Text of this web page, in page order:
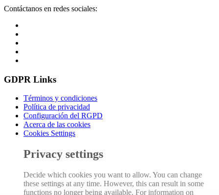
Contáctanos en redes sociales:
GDPR Links
Términos y condiciones
Política de privacidad
Configuración del RGPD
Acerca de las cookies
Cookies Settings
Privacy settings
Decide which cookies you want to allow. You can change
these settings at any time. However, this can result in some
functions no longer being available. For information on